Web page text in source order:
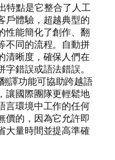
特點是它整合了人工
戶體驗，超越典型的
性能簡化了創作、翻
不同的流程。自動拼
清晰度，確保人們在
錯誤或語法錯誤。
譯功能可協助跨越語
讓國際團隊更輕鬆地
言環境中工作的任何
價的，因為它允許即
大量時間並提高準確